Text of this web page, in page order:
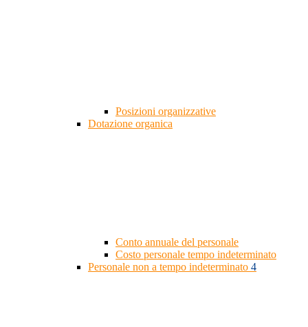
Posizioni organizzative
Dotazione organica
Conto annuale del personale
Costo personale tempo indeterminato
Personale non a tempo indeterminato 4